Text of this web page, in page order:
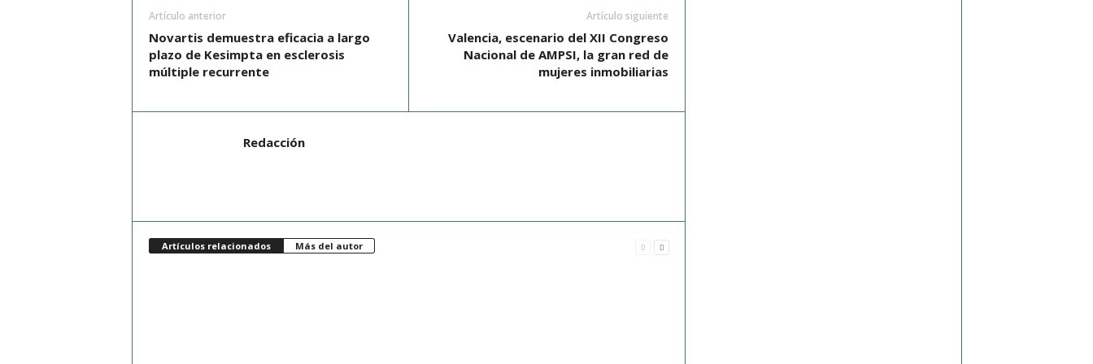
Artículo anterior
Novartis demuestra eficacia a largo
plazo de Kesimpta en esclerosis
múltiple recurrente
Artículo siguiente
Valencia, escenario del XII Congreso
Nacional de AMPSI, la gran red de
mujeres inmobiliarias
Redacción
Artículos relacionados Más del autor